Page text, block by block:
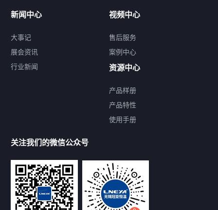
提交您的需求，免费获取产品资料
--亦可拨打我们的24小时服务咨询热线--
13912479193
新闻中心
大事记
展会资讯
行业新闻
视频中心
售后服务
案例中心
资源中心
产品样册
产品特性
使用手册
关注我们的微信公众号